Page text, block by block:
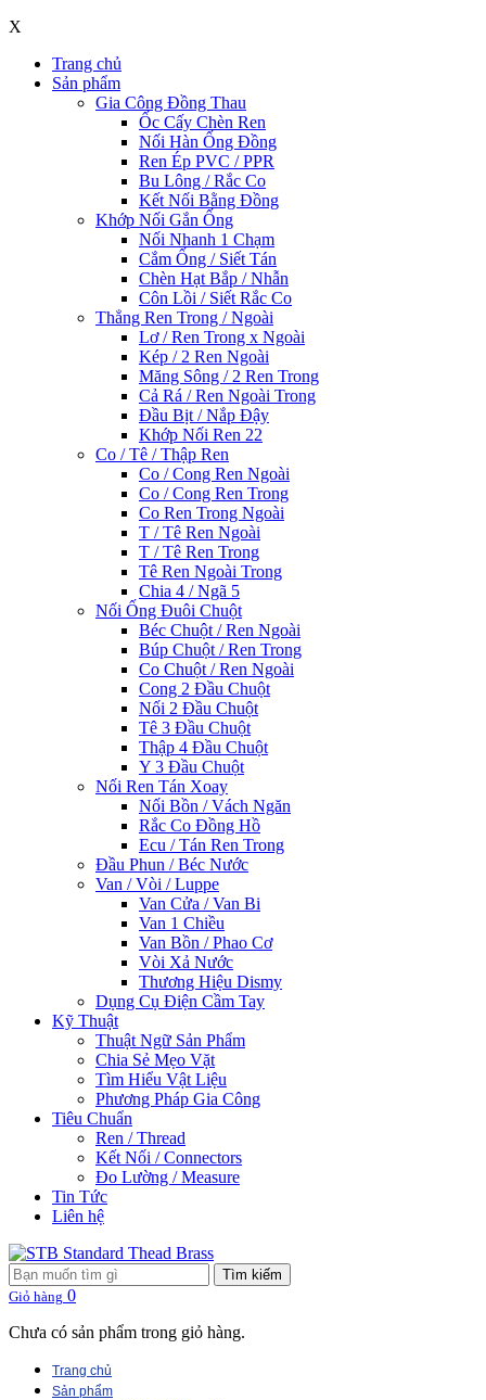
X
Trang chủ
Sản phẩm
Gia Công Đồng Thau
Ốc Cấy Chèn Ren
Nối Hàn Ống Đồng
Ren Ép PVC / PPR
Bu Lông / Rắc Co
Kết Nối Bằng Đồng
Khớp Nối Gắn Ống
Nối Nhanh 1 Chạm
Cắm Ống / Siết Tán
Chèn Hạt Bắp / Nhẫn
Côn Lồi / Siết Rắc Co
Thẳng Ren Trong / Ngoài
Lơ / Ren Trong x Ngoài
Kép / 2 Ren Ngoài
Măng Sông / 2 Ren Trong
Cả Rá / Ren Ngoài Trong
Đầu Bịt / Nắp Đậy
Khớp Nối Ren 22
Co / Tê / Thập Ren
Co / Cong Ren Ngoài
Co / Cong Ren Trong
Co Ren Trong Ngoài
T / Tê Ren Ngoài
T / Tê Ren Trong
Tê Ren Ngoài Trong
Chia 4 / Ngã 5
Nối Ống Đuôi Chuột
Béc Chuột / Ren Ngoài
Búp Chuột / Ren Trong
Co Chuột / Ren Ngoài
Cong 2 Đầu Chuột
Nối 2 Đầu Chuột
Tê 3 Đầu Chuột
Thập 4 Đầu Chuột
Y 3 Đầu Chuột
Nối Ren Tán Xoay
Nối Bồn / Vách Ngăn
Rắc Co Đồng Hồ
Ecu / Tán Ren Trong
Đầu Phun / Béc Nước
Van / Vòi / Luppe
Van Cửa / Van Bi
Van 1 Chiều
Van Bồn / Phao Cơ
Vòi Xả Nước
Thương Hiệu Dismy
Dụng Cụ Điện Cầm Tay
Kỹ Thuật
Thuật Ngữ Sản Phẩm
Chia Sẻ Mẹo Vặt
Tìm Hiểu Vật Liệu
Phương Pháp Gia Công
Tiêu Chuẩn
Ren / Thread
Kết Nối / Connectors
Đo Lường / Measure
Tin Tức
Liên hệ
Tìm kiếm
Giỏ hàng 0
Chưa có sản phẩm trong giỏ hàng.
Trang chủ
Sản phẩm